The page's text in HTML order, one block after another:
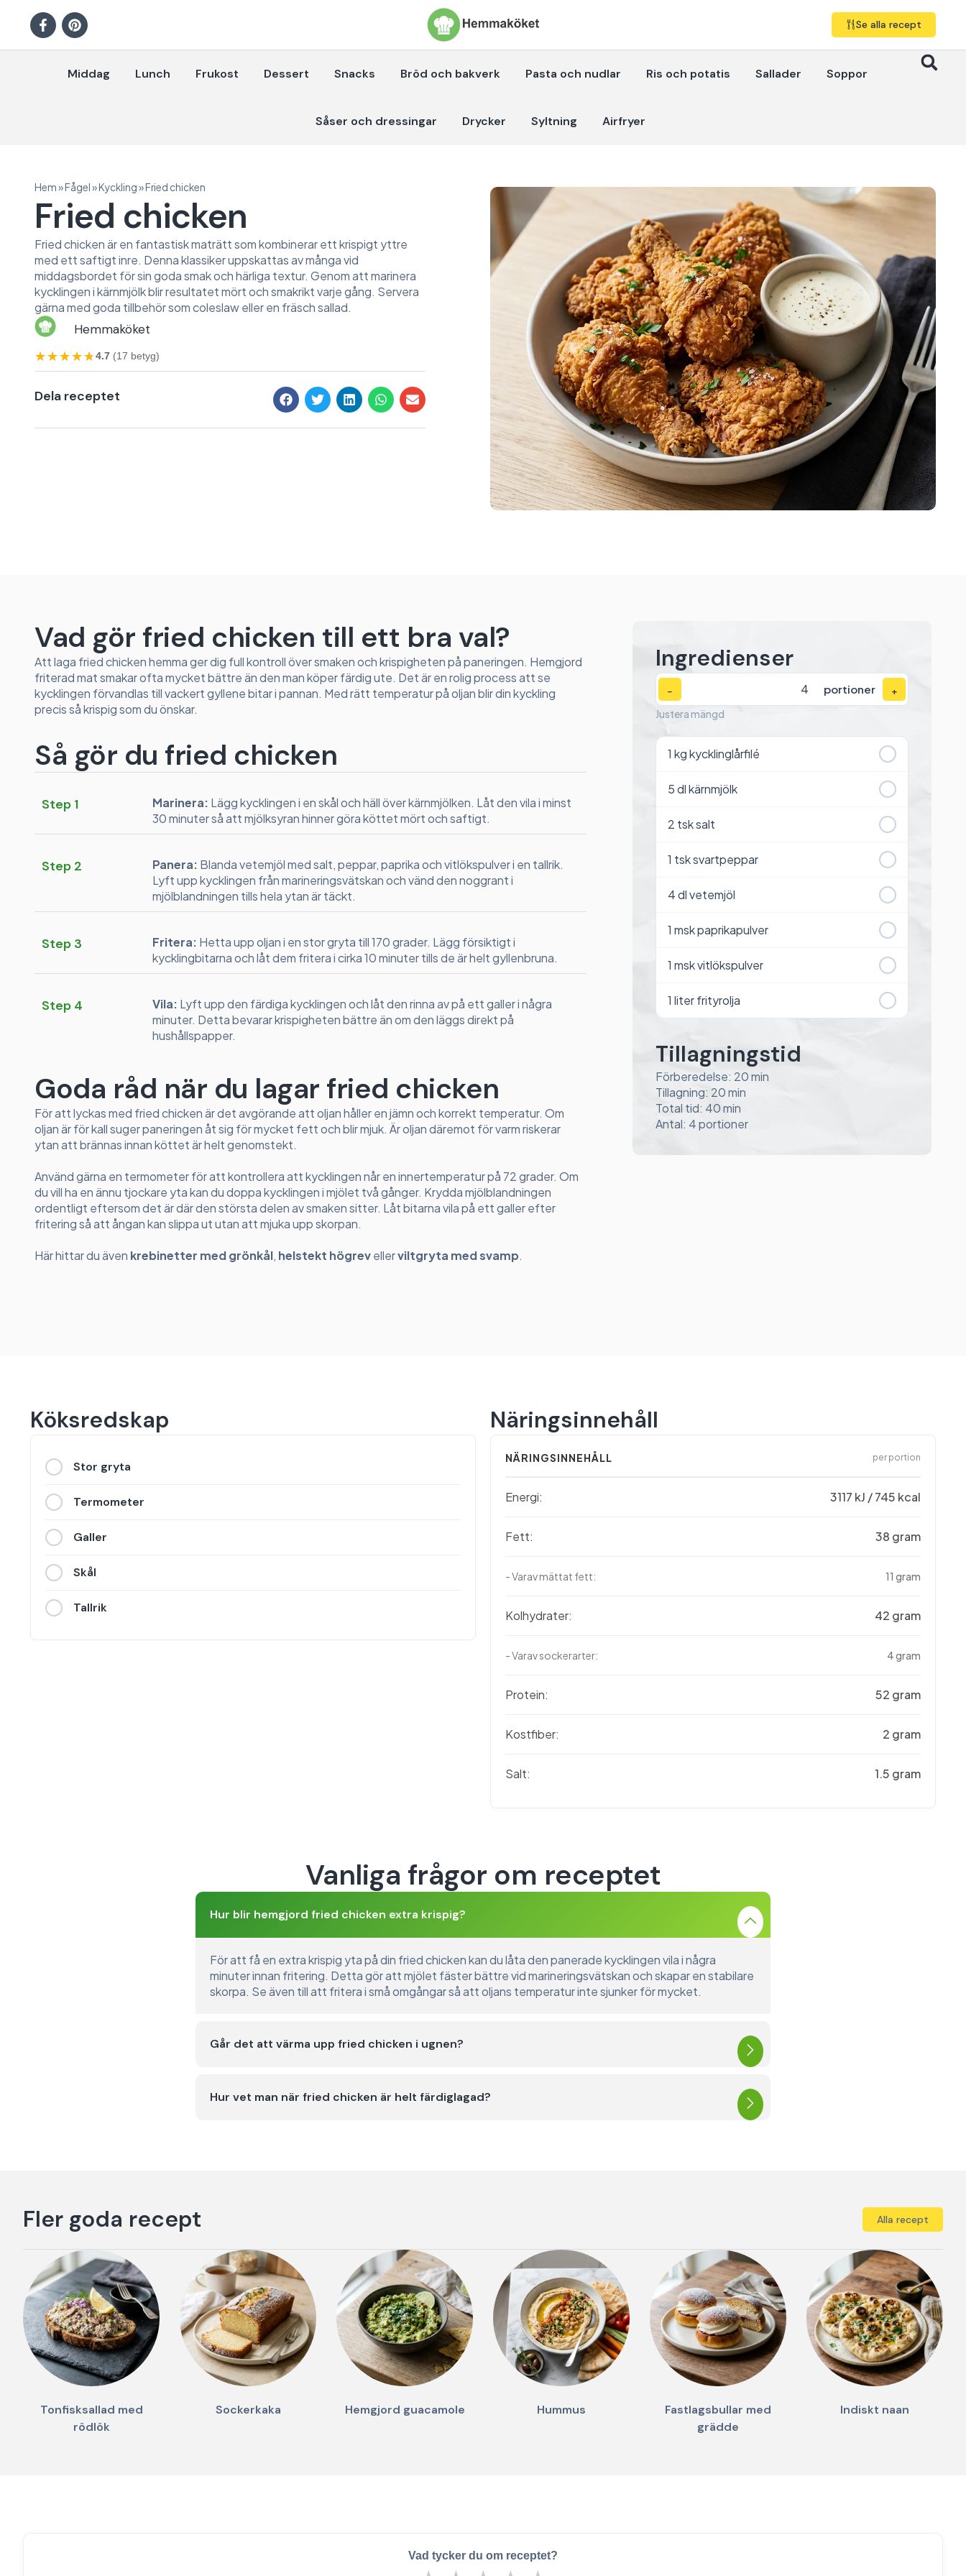
Se alla recept
Middag Lunch Frukost Dessert Snacks Bröd och bakverk Pasta och nudlar Ris och potatis Sallader Soppor
Såser och dressingar Drycker Syltning Airfryer
Hem»Fågel»Kyckling»Fried chicken
Fried chicken
Fried chicken är en fantastisk maträtt som kombinerar ett krispigt yttre
med ett saftigt inre. Denna klassiker uppskattas av många vid
middagsbordet för sin goda smak och härliga textur. Genom att marinera
kycklingen i kärnmjölk blir resultatet mört och smakrikt varje gång. Servera
gärna med goda tillbehör som coleslaw eller en fräsch sallad.
Hemmaköket
★★★★★
★★★★★4.7 (17 betyg)
Dela receptet
Vad gör fried chicken till ett bra val?
Att laga fried chicken hemma ger dig full kontroll över smaken och krispigheten på paneringen. Hemgjord
friterad mat smakar ofta mycket bättre än den man köper färdig ute. Det är en rolig process att se
kycklingen förvandlas till vackert gyllene bitar i pannan. Med rätt temperatur på oljan blir din kyckling
precis så krispig som du önskar.
Så gör du fried chicken
Step 1 Marinera: Lägg kycklingen i en skål och häll över kärnmjölken. Låt den vila i minst
30 minuter så att mjölksyran hinner göra köttet mört och saftigt.
Step 2 Panera: Blanda vetemjöl med salt, peppar, paprika och vitlökspulver i en tallrik.
Lyft upp kycklingen från marineringsvätskan och vänd den noggrant i
mjölblandningen tills hela ytan är täckt.
Step 3 Fritera: Hetta upp oljan i en stor gryta till 170 grader. Lägg försiktigt i
kycklingbitarna och låt dem fritera i cirka 10 minuter tills de är helt gyllenbruna.
Step 4 Vila: Lyft upp den färdiga kycklingen och låt den rinna av på ett galler i några
minuter. Detta bevarar krispigheten bättre än om den läggs direkt på
hushållspapper.
Goda råd när du lagar fried chicken
För att lyckas med fried chicken är det avgörande att oljan håller en jämn och korrekt temperatur. Om
oljan är för kall suger paneringen åt sig för mycket fett och blir mjuk. Är oljan däremot för varm riskerar
ytan att brännas innan köttet är helt genomstekt.
Använd gärna en termometer för att kontrollera att kycklingen når en innertemperatur på 72 grader. Om
du vill ha en ännu tjockare yta kan du doppa kycklingen i mjölet två gånger. Krydda mjölblandningen
ordentligt eftersom det är där den största delen av smaken sitter. Låt bitarna vila på ett galler efter
fritering så att ångan kan slippa ut utan att mjuka upp skorpan.
Här hittar du även krebinetter med grönkål, helstekt högrevellerviltgryta med svamp.
Ingredienser
− portioner
+
Justera mängd
1 kg kycklinglårfilé
5dl kärnmjölk
2 tsk salt
1 tsk svartpeppar
4dl vetemjöl
1 msk paprikapulver
1 msk vitlökspulver
1 liter frityrolja
Tillagningstid
Förberedelse: 20 min
Tillagning: 20 min
Total tid: 40 min
Antal: 4 portioner
Köksredskap
Stor gryta
Termometer
Galler
Skål
Tallrik
Näringsinnehåll
NÄRINGSINNEHÅLL per portion
Energi: 3117 kJ / 745 kcal
Fett: 38 gram
- Varav mättat fett: 11 gram
Kolhydrater: 42 gram
- Varav sockerarter: 4 gram
Protein: 52 gram
Kostfiber: 2 gram
Salt: 1.5 gram
Vanliga frågor om receptet
Hur blir hemgjord fried chicken extra krispig?
För att få en extra krispig yta på din fried chicken kan du låta den panerade kycklingen vila i några
minuter innan fritering. Detta gör att mjölet fäster bättre vid marineringsvätskan och skapar en stabilare
skorpa. Se även till att fritera i små omgångar så att oljans temperatur inte sjunker för mycket.
Går det att värma upp fried chicken i ugnen?
Hur vet man när fried chicken är helt färdiglagad?
Fler goda recept Alla recept
Tonfisksallad med
rödlök
Sockerkaka Hemgjord guacamole Hummus
Fastlagsbullar med
grädde
Indiskt naan
Vad tycker du om receptet?